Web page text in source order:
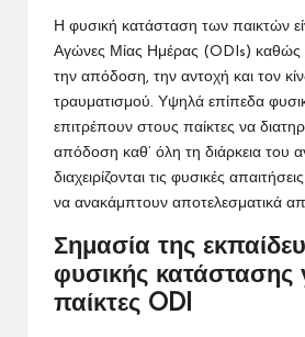
Η φυσική κατάσταση των παικτών
Αγώνες Μίας Ημέρας (ODIs) καθώς
την απόδοση, την αντοχή και τον
τραυματισμού. Υψηλά επίπεδα
επιτρέπουν στους παίκτες να
απόδοση καθ’ όλη τη διάρκεια του
διαχειρίζονται τις φυσικές
να ανακάμπτουν αποτελεσματικά
Σημασία της
φυσικής κατάστασης
παίκτες ODI